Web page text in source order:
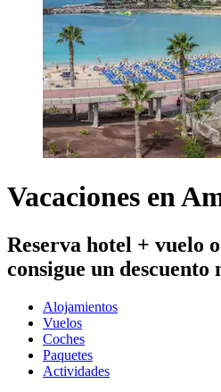
Vacaciones en
Reserva hotel + vuelo
consigue un descuento
Alojamientos
Vuelos
Coches
Paquetes
Actividades